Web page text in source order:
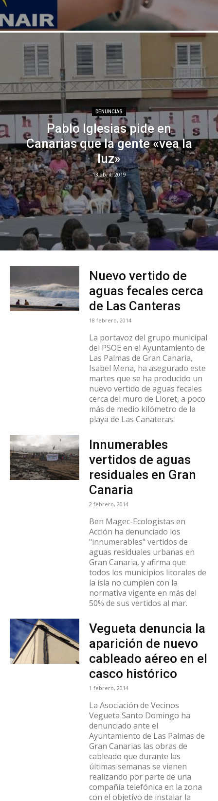
DENUNCIAS
Pablo Iglesias pide en
Canarias que la gente «vea la
luz»
13 abril, 2019
Nuevo vertido de
aguas fecales cerca
de Las Canteras
18 febrero, 2014
La portavoz del grupo municipal
del PSOE en el Ayuntamiento de
Las Palmas de Gran Canaria,
Isabel Mena, ha asegurado este
martes que se ha producido un
nuevo vertido de aguas fecales
cerca del muro de Lloret, a poco
más de medio kilómetro de la
playa de Las Canateras.
Innumerables
vertidos de aguas
residuales en Gran
Canaria
2 febrero, 2014
Ben Magec-Ecologistas en
Acción ha denunciado los
"innumerables" vertidos de
aguas residuales urbanas en
Gran Canaria, y afirma que
todos los municipios litorales de
la isla no cumplen con la
normativa vigente en más del
50% de sus vertidos al mar.
Vegueta denuncia la
aparición de nuevo
cableado aéreo en el
casco histórico
1 febrero, 2014
La Asociación de Vecinos
Vegueta Santo Domingo ha
denunciado ante el
Ayuntamiento de Las Palmas de
Gran Canarias las obras de
cableado que durante las
últimas semanas se vienen
realizando por parte de una
compañía telefónica en la zona
con el objetivo de instalar la